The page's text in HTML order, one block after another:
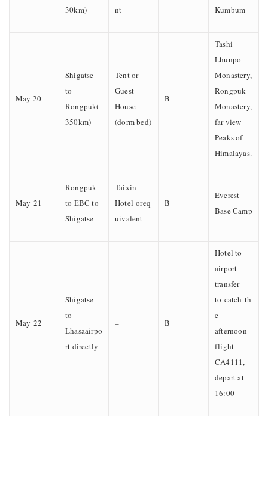
30km)
nt
Kumbum
May 20
Shigatse
to
Rongpuk(
350km)
Tent or
Guest
House
(dorm bed)
B
Tashi
Lhunpo
Monastery,
Rongpuk
Monastery,
far view
Peaks of
Himalayas.
May 21
Rongpuk
to EBC to
Shigatse
Taixin
Hotel oreq
uivalent
B
Everest
Base Camp
May 22
Shigatse
to
Lhasaairpo
rt directly
– B
Hotel to
airport
transfer
to catch th
e
afternoon
flight
CA4111,
depart at
16:00